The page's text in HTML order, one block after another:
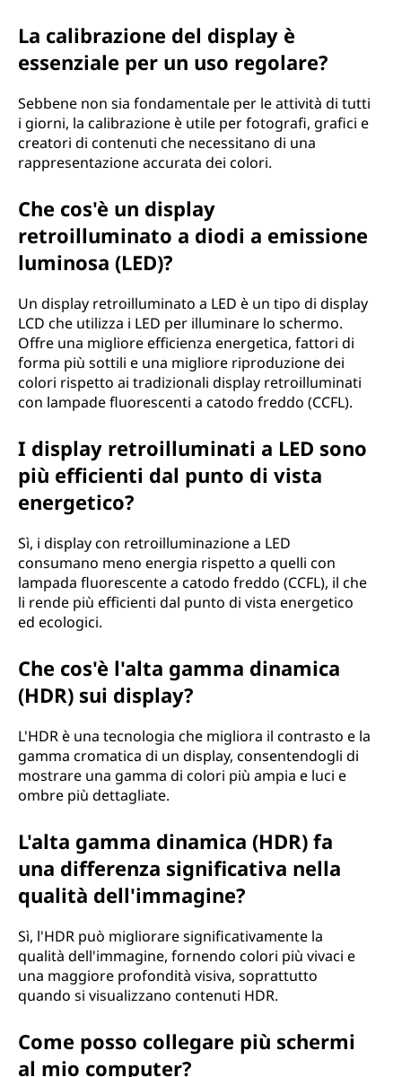
La calibrazione del display è
essenziale per un uso regolare?
Sebbene non sia fondamentale per le attività di tutti
i giorni, la calibrazione è utile per fotografi, grafici e
creatori di contenuti che necessitano di una
rappresentazione accurata dei colori.
Che cos'è un display
retroilluminato a diodi a emissione
luminosa (LED)?
Un display retroilluminato a LED è un tipo di display
LCD che utilizza i LED per illuminare lo schermo.
Offre una migliore efficienza energetica, fattori di
forma più sottili e una migliore riproduzione dei
colori rispetto ai tradizionali display retroilluminati
con lampade fluorescenti a catodo freddo (CCFL).
I display retroilluminati a LED sono
più efficienti dal punto di vista
energetico?
Sì, i display con retroilluminazione a LED
consumano meno energia rispetto a quelli con
lampada fluorescente a catodo freddo (CCFL), il che
li rende più efficienti dal punto di vista energetico
ed ecologici.
Che cos'è l'alta gamma dinamica
(HDR) sui display?
L'HDR è una tecnologia che migliora il contrasto e la
gamma cromatica di un display, consentendogli di
mostrare una gamma di colori più ampia e luci e
ombre più dettagliate.
L'alta gamma dinamica (HDR) fa
una differenza significativa nella
qualità dell'immagine?
Sì, l'HDR può migliorare significativamente la
qualità dell'immagine, fornendo colori più vivaci e
una maggiore profondità visiva, soprattutto
quando si visualizzano contenuti HDR.
Come posso collegare più schermi
al mio computer?